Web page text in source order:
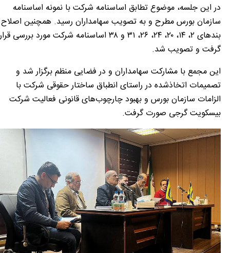
در این جلسه، موضوع تطابق اساسنامه شرکت با نمونه اساسنامه
سازمان بورس مطرح و به تصویب سهامداران رسید. همچنین اصلاح
بندهای ۲، ۱۴، ۲۰، ۲۴، ۲۶، ۳۱ و ۳۸ اساسنامه شرکت مورد بررسی قرار
گرفت و تصویب شد.
این مجمع با مشارکت سهامداران و در فضایی منظم برگزار شد و
تصمیمات اتخاذشده در راستای انطباق ساختار حقوقی شرکت با
الزامات سازمان بورس و بهبود چارچوب‌های قانونی فعالیت شرکت
بیسکویت گرجی صورت گرفت.